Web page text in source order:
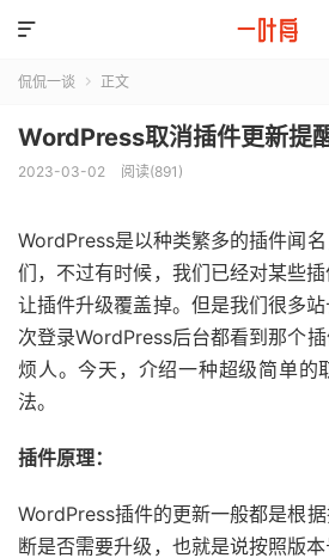

侃侃一谈  正文
WordPress取消插件更新提
2023-03-02 阅读(891)
WordPress是以种类繁多的插件闻
们，不过有时候，我们已经对某些
让插件升级覆盖掉。但是我们很多
次登录WordPress后台都看到那个
烦人。今天，介绍一种超级简单的
法。
插件原理：
WordPress插件的更新一般都是根
断是否需要升级，也就是说按照版